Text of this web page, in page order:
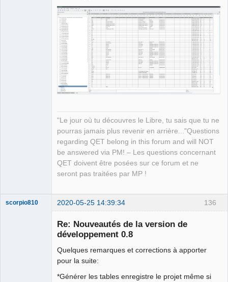
"Le jour où tu découvres le Libre, tu sais que tu ne
pourras jamais plus revenir en arrière..."Questions
regarding QET belong in this forum and will NOT
be answered via PM! – Les questions concernant
QET doivent être posées sur ce forum et ne
seront pas traitées par MP !
136
scorpio810 2020-05-25 14:39:34
Re: Nouveautés de la version de
développement 0.8
Quelques remarques et corrections à apporter
pour la suite:
*Générer les tables enregistre le projet même si